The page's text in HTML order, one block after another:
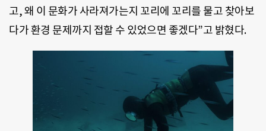
고, 왜 이 문화가 사라져가는지 꼬리에 꼬리를 물고 찾아보
다가 환경 문제까지 접할 수 있었으면 좋겠다”고 밝혔다.